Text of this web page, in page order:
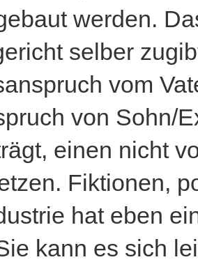
werden.
selber
vom
von Sohn/
einen nicht
Fiktionen,
hat eben
kann es sich